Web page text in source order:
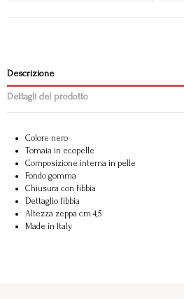
Descrizione
Dettagli del prodotto
Colore nero
Tomaia in ecopelle
Composizione interna in pelle
Fondo gomma
Chiusura con fibbia
Dettaglio fibbia
Altezza zeppa cm 4,5
Made in Italy